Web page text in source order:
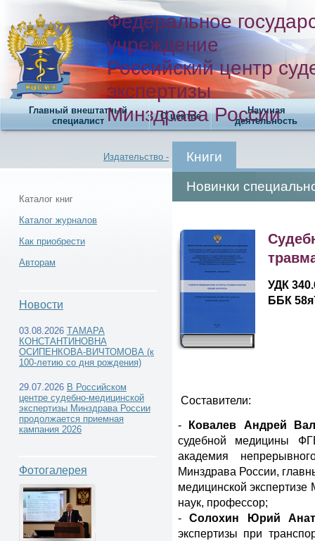
Федеральное
учреждение
Российский центр
экспертизы
Минздрава России
Главный внештатный
специалист
О центре
Научная
деятельность
Издательство - Книги
Каталог книг
Каталог журналов
Как приобрести
Авторам
Новости
03.08.2026 ТАМАРА
КОНСТАНТИНОВНА
ОСИПЕНКОВА-ВИЧТОМОВА (к
100-летию со дня рождения)
29.07.2026 В Российском
центре судебно-медицинской
экспертизы Минздрава России
продолжается приемная
кампания 2026
Фотогалерея
Новинки
УДК
ББК
Составители:
- Ковалев
Андрей
судебной медицины
академия
Минздрава России,
медицинской
наук, профессор;
-Cолохин Юрий
экспертизы при